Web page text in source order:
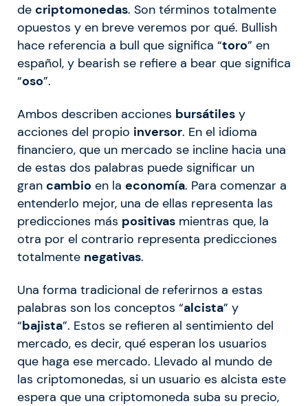
de criptomonedas. Son términos totalmente
opuestos y en breve veremos por qué. Bullish
hace referencia a bull que significa “toro” en
español, y bearish se refiere a bear que significa
“oso”.
Ambos describen acciones bursátiles y
acciones del propio inversor. En el idioma
financiero, que un mercado se incline hacia una
de estas dos palabras puede significar un
gran cambio en la economía. Para comenzar a
entenderlo mejor, una de ellas representa las
predicciones más positivas mientras que, la
otra por el contrario representa predicciones
totalmente negativas.
Una forma tradicional de referirnos a estas
palabras son los conceptos “alcista” y
“bajista”. Estos se refieren al sentimiento del
mercado, es decir, qué esperan los usuarios
que haga ese mercado. Llevado al mundo de
las criptomonedas, si un usuario es alcista este
espera que una criptomoneda suba su precio,